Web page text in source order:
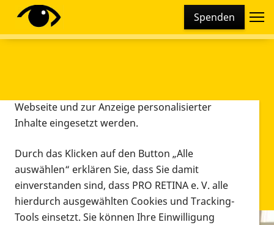
Spenden
Diese Webseite setzt verschiedene Cookies und
Tracking-Tools ein. Dies beinhaltet Cookies und
Webseite und zur Anzeige personalisierter
Inhalte eingesetzt werden.
Durch das Klicken auf den Button „Alle
auswählen“ erklären Sie, dass Sie damit
einverstanden sind, dass PRO RETINA e. V. alle
hierdurch ausgewählten Cookies und Tracking-
Tools einsetzt. Sie können Ihre Einwilligung